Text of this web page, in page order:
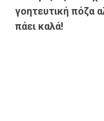
γοητευτική πόζα
πάει καλά!